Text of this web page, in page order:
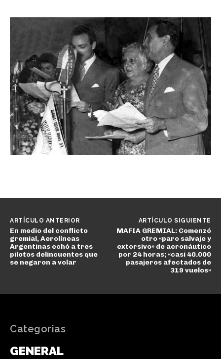
ARTÍCULO ANTERIOR
En medio del conflicto
gremial, Aerolíneas
Argentinas echó a tres
pilotos delincuentes que
se negaron a volar
ARTÍCULO SIGUIENTE
MAFIA GREMIAL: Comenzó
otro «paro salvaje y
extorsivo» de aeronáutico
por 24 horas; «casi 40.000
pasajeros afectados de
319 vuelos»
Categorias
GENERAL